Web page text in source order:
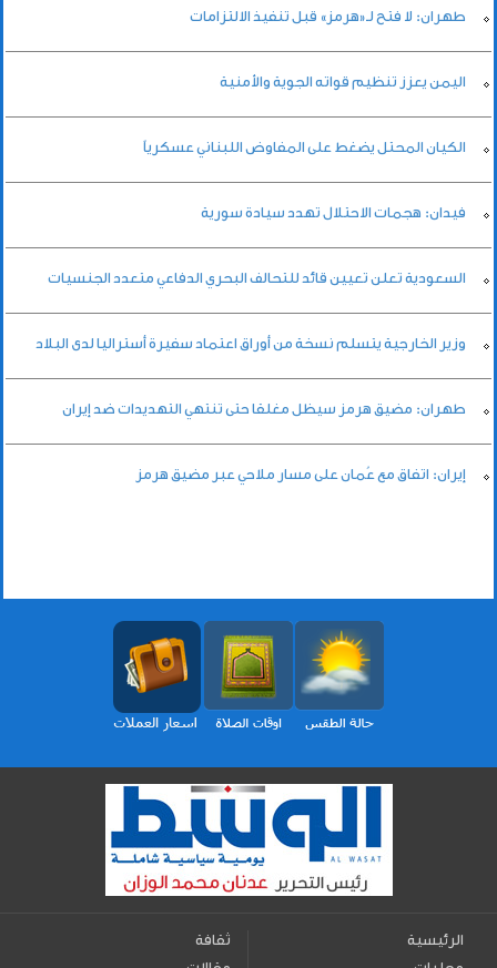
طهران: لا فتح لـ«هرمز» قبل تنفيذ الالتزامات
اليمن يعزز تنظيم قواته الجوية والأمنية
الكيان المحتل يضغط على المفاوض اللبناني عسكرياً
فيدان: هجمات الاحتلال تهدد سيادة سورية
السعودية تعلن تعيين قائد للتحالف البحري الدفاعي متعدد الجنسيات
وزير الخارجية يتسلم نسخة من أوراق اعتماد سفيرة أستراليا لدى البلاد
طهران: مضيق هرمز سيظل مغلقا حتى تنتهي التهديدات ضد إيران
إيران: اتفاق مع عُمان على مسار ملاحي عبر مضيق هرمز
الرئيسية
ثقافة